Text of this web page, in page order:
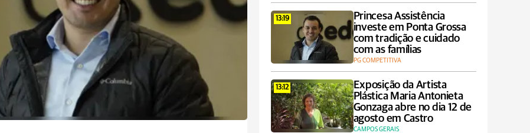
13:19
Princesa Assistência
investe em Ponta Grossa
com tradição e cuidado
com as famílias
PG COMPETITIVA
13:12
Exposição da Artista
Plástica Maria Antonieta
Gonzaga abre no dia 12 de
agosto em Castro
CAMPOS GERAIS